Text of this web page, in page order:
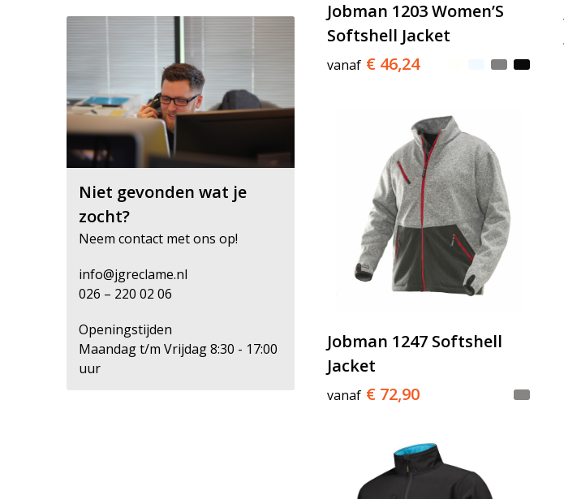
Niet gevonden wat je
zocht?
Neem contact met ons op!
info@jgreclame.nl
026 – 220 02 06
Openingstijden
Maandag t/m Vrijdag 8:30 - 17:00
uur
Jobman 1203 Women’S
Softshell Jacket
vanaf € 46,24
Jobman 1247 Softshell
Jacket
vanaf € 72,90